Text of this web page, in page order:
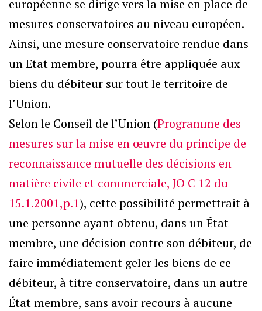
européenne se dirige vers la mise en place de
mesures conservatoires au niveau européen.
Ainsi, une mesure conservatoire rendue dans
un Etat membre, pourra être appliquée aux
biens du débiteur sur tout le territoire de
l’Union.
Selon le Conseil de l’Union (Programme des
mesures sur la mise en œuvre du principe de
reconnaissance mutuelle des décisions en
matière civile et commerciale, JO C 12 du
15.1.2001,p.1), cette possibilité permettrait à
une personne ayant obtenu, dans un État
membre, une décision contre son débiteur, de
faire immédiatement geler les biens de ce
débiteur, à titre conservatoire, dans un autre
État membre, sans avoir recours à aucune